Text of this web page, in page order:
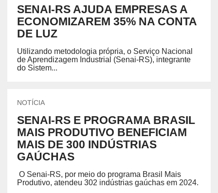
SENAI-RS AJUDA EMPRESAS A
ECONOMIZAREM 35% NA CONTA
DE LUZ
Utilizando metodologia própria, o Serviço Nacional
de Aprendizagem Industrial (Senai-RS), integrante
do Sistem...
NOTÍCIA
SENAI-RS E PROGRAMA BRASIL
MAIS PRODUTIVO BENEFICIAM
MAIS DE 300 INDÚSTRIAS
GAÚCHAS
O Senai-RS, por meio do programa Brasil Mais
Produtivo, atendeu 302 indústrias gaúchas em 2024.